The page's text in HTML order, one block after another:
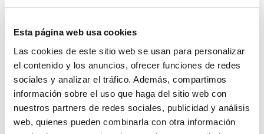
Esta página web usa cookies
Las cookies de este sitio web se usan para personalizar
el contenido y los anuncios, ofrecer funciones de redes
sociales y analizar el tráfico. Además, compartimos
información sobre el uso que haga del sitio web con
nuestros partners de redes sociales, publicidad y análisis
web, quienes pueden combinarla con otra información
Method: Standard Test Method for Determination of
and Heavier Aromatics, and Total Aromatics in Finished
the determination of benzene, toluene, ethylbenzene, the
xylenes, C9 and heavier aromatics,and total aromatics in
Composition:
Iso-octane 72.8% (wt/wt) [540-84-1]
Toluene 1% (wt/wt) [108-88-3]
Ver más
Documentación técnica
TDS / Ficha técnica
Regístrate para
COA